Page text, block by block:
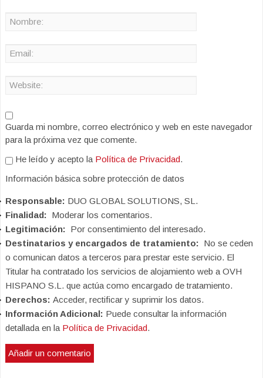
Guarda mi nombre, correo electrónico y web en este navegador
para la próxima vez que comente.
He leído y acepto la Política de Privacidad.
Información básica sobre protección de datos
Responsable: DUO GLOBAL SOLUTIONS, SL.
Finalidad: Moderar los comentarios.
Legitimación: Por consentimiento del interesado.
Destinatarios y encargados de tratamiento: No se ceden
o comunican datos a terceros para prestar este servicio. El
Titular ha contratado los servicios de alojamiento web a OVH
HISPANO S.L. que actúa como encargado de tratamiento.
Derechos: Acceder, rectificar y suprimir los datos.
Información Adicional: Puede consultar la información
detallada en la Política de Privacidad.